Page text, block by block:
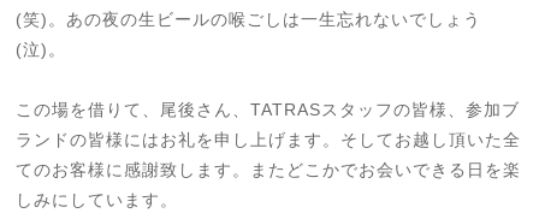
(笑)。あの夜の生ビールの喉ごしは一生忘れないでしょう
(泣)。
この場を借りて、尾後さん、TATRASスタッフの皆様、参加ブ
ランドの皆様にはお礼を申し上げます。そしてお越し頂いた全
てのお客様に感謝致します。またどこかでお会いできる日を楽
しみにしています。